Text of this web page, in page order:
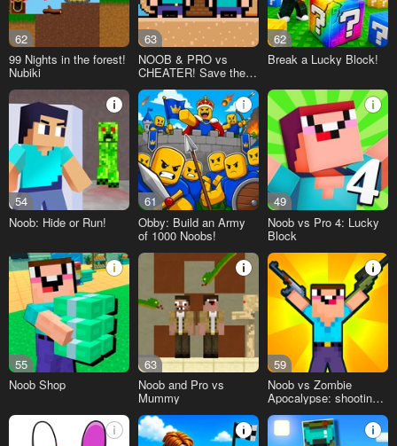
62
99 Nights in the forest!
Nubiki
63
NOOB & PRO vs
CHEATER! Save the
girl!
62
Break a Lucky Block!
54
Noob: Hide or Run!
61
Obby: Build an Army
of 1000 Noobs!
49
Noob vs Pro 4: Lucky
Block
55
Noob Shop
63
Noob and Pro vs
Mummy
59
Noob vs Zombie
Apocalypse: shooting
pro